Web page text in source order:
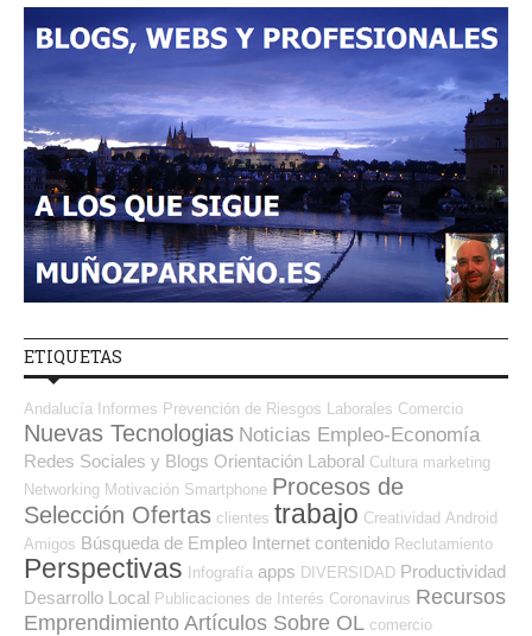
ETIQUETAS
Andalucía Informes Prevención de Riesgos Laborales Comercio
Nuevas Tecnologias Noticias Empleo-Economía
Redes Sociales y Blogs Orientación Laboral Cultura marketing
Networking Motivación Smartphone Procesos de
Selección Ofertas clientes trabajo Creatividad Android
Amigos Búsqueda de Empleo Internet contenido Reclutamiento
Perspectivas Infografía apps DIVERSIDAD Productividad
Desarrollo Local Publicaciones de Interés Coronavirus Recursos
Emprendimiento Artículos Sobre OL comercio